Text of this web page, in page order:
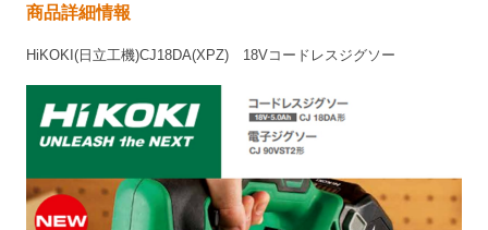
商品詳細情報
HiKOKI(日立工機)CJ18DA(XPZ) 18Vコードレスジグソー